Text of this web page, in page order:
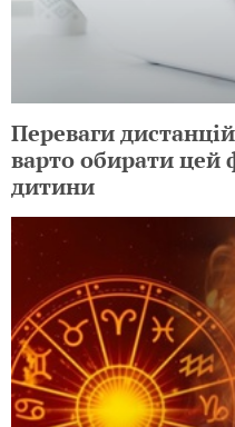
Переваги
варто обирати цей
дитини